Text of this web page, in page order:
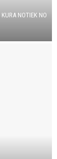
NOTIEK NO